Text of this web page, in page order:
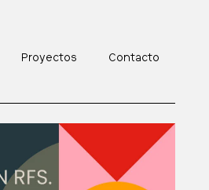
Proyectos Contacto